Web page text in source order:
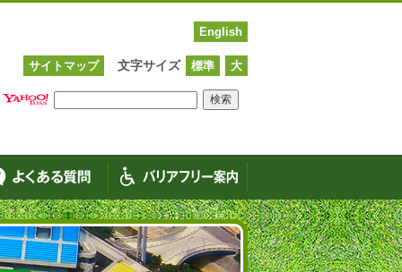
English
サイトマップ 文字サイズ 標準 大